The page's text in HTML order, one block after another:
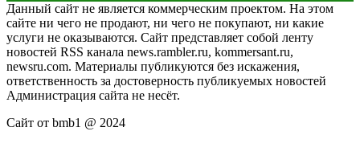
Данный сайт не является коммерческим проектом. На этом
сайте ни чего не продают, ни чего не покупают, ни какие
услуги не оказываются. Сайт представляет собой ленту
новостей RSS канала news.rambler.ru, kommersant.ru,
newsru.com. Материалы публикуются без искажения,
ответственность за достоверность публикуемых новостей
Администрация сайта не несёт.
Сайт от bmb1 @ 2024